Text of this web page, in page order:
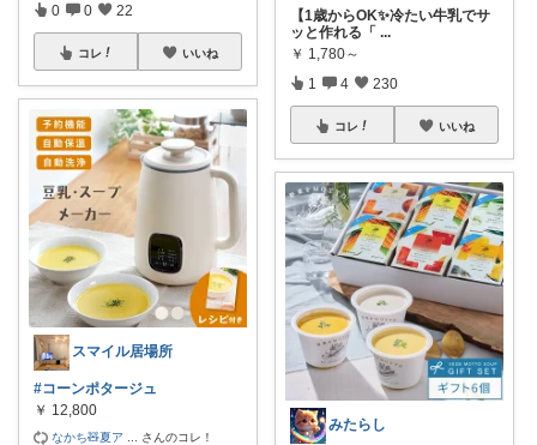
0 0 22
コレ いいね
スマイル居場所
#コーンポタージュ
￥ 12,800
なかち🧸夏ア さんのコレ！
【1歳からOK✨冷たい牛乳でサ
ッと作れる「 ...
￥ 1,780～
1 4 230
コレ いいね
みたらし